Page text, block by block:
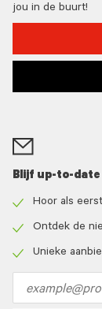
jou in de buurt!
Blijf up-to-date
icon
Hoor als
icon
Ontdek de
Unieke
address